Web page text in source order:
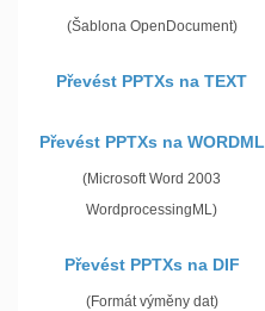
(Šablona OpenDocument)
Převést PPTXs na TEXT
Převést PPTXs na WORDML
(Microsoft Word 2003
WordprocessingML)
Převést PPTXs na DIF
(Formát výměny dat)